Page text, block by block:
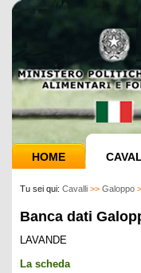
HOME
Tu sei qui: Cavalli >> Galoppo
Banca dati
LAVANDE
La scheda